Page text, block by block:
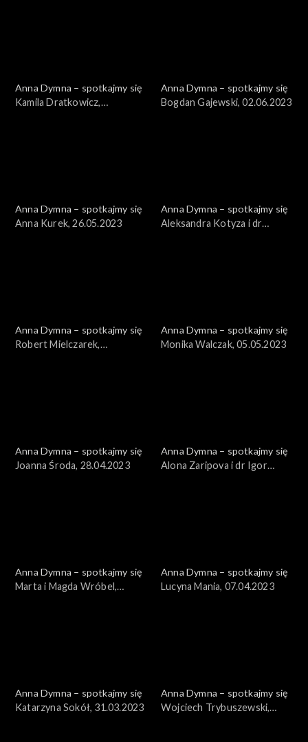
Anna Dymna – spotkajmy się
Kamila Dratkowicz,
Anna Dymna – spotkajmy się
Bogdan Gajewski, 02.06.2023
Anna Dymna – spotkajmy się
Anna Kurek, 26.05.2023
Anna Dymna – spotkajmy się
Aleksandra Kotyza i dr
Anna Dymna – spotkajmy się
Robert Mielczarek,
Anna Dymna – spotkajmy się
Monika Walczak, 05.05.2023
Anna Dymna – spotkajmy się
Joanna Środa, 28.04.2023
Anna Dymna – spotkajmy się
Alona Zaripova i dr Igor
Anna Dymna – spotkajmy się
Marta i Magda Wróbel,
Anna Dymna – spotkajmy się
Lucyna Mania, 07.04.2023
Anna Dymna – spotkajmy się
Katarzyna Sokół, 31.03.2023
Anna Dymna – spotkajmy się
Wojciech Trybuszewski,